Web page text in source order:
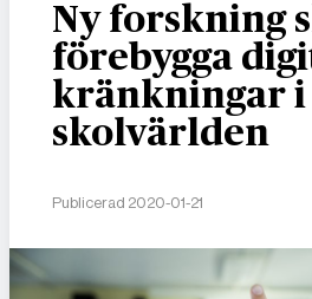
Ny forskning
förebygga
kränkningar i
skolvärlden
Publicerad 2020-01-21